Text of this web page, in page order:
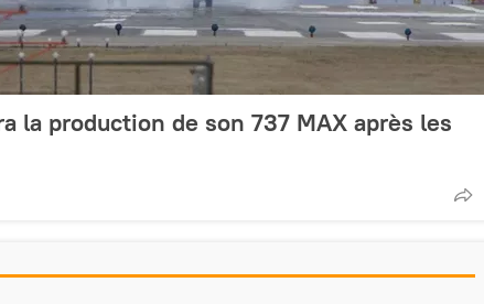
la production de son 737 MAX après les